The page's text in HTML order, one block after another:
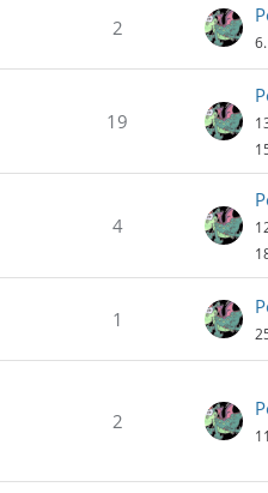
2
19
4
1
2